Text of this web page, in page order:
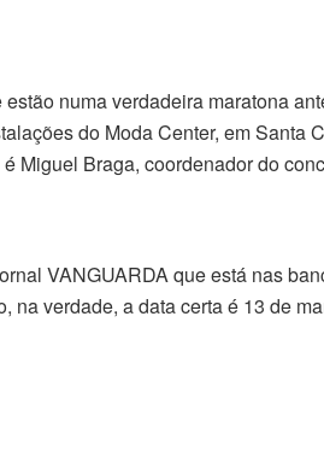
numa verdadeira maratona
do Moda Center, em Santa
Miguel Braga, coordenador do
VANGUARDA que está nas
na verdade, a data certa é 13 de